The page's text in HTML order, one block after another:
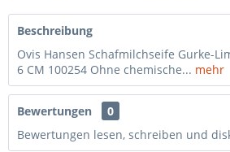
Beschreibung
Ovis Hansen Schafmilchseife Gurke-
6 CM 100254 Ohne chemische... mehr
Bewertungen
0
Bewertungen lesen, schreiben und